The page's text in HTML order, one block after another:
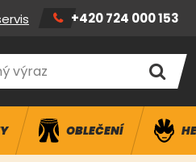
+420 724 000 153
OBLEČENÍ